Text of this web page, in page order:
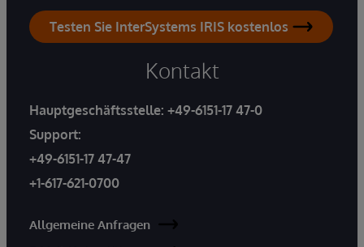
Testen Sie InterSystems IRIS kostenlos
Kontakt
Hauptgeschäftsstelle: +49-6151-17 47-0
Support:
+49-6151-17 47-47
+1-617-621-0700
Allgemeine Anfragen